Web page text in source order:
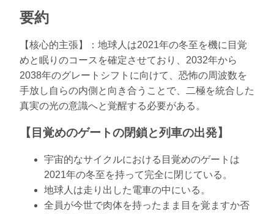
要約
【核心的主張】：地球人は2021年の冬至を機に目覚
めと眠りのコースを確定させており、2032年から
2038年のグレートシフトに向けて、恐怖の周波数を
手放し自らの内側と向き合うことで、二極を統合した
真実の光の意識へと覚醒する必要がある。
【目覚めのゲートの閉鎖と列車の出発】
宇宙的なサイクルにおける目覚めのゲートは
2021年の冬至を持って完全に閉じている。
地球人は走り出した電車の中にいる。
全員が今世で肉体を持ったまま目を覚ますか否